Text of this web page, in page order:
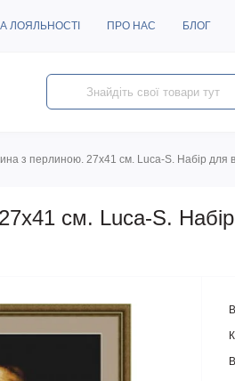
ЛОЯЛЬНОСТІ ПРО НАС БЛОГ
з перлиною. 27х41 см. Luca-S. Набір для
см. Luca-S.